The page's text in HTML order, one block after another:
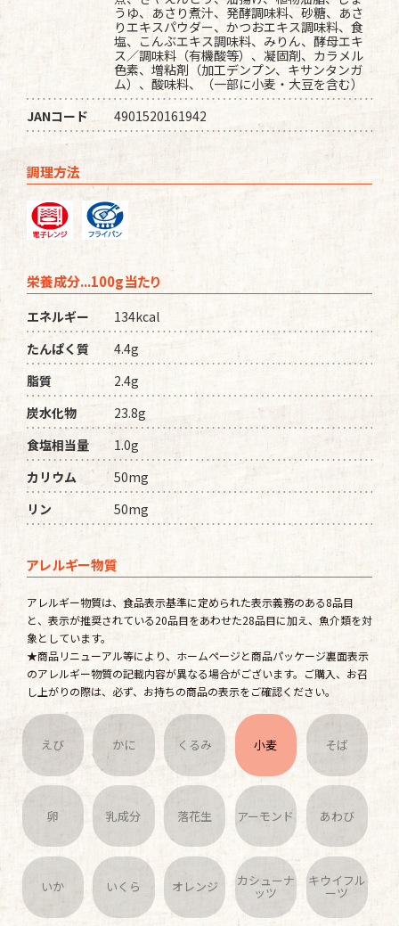
うゆ、あさり煮汁、発酵調味料、砂糖、あさ
りエキスパウダー、かつおエキス調味料、食
塩、こんぶエキス調味料、みりん、酵母エキ
ス／調味料（有機酸等）、凝固剤、カラメル
色素、増粘剤（加工デンプン、キサンタンガ
ム）、酸味料、（一部に小麦・大豆を含む）
JANコード
4901520161942
調理方法
栄養成分...100g当たり
エネルギー
134kcal
たんぱく質
4.4g
脂質
2.4g
炭水化物
23.8g
食塩相当量
1.0g
カリウム
50mg
リン
50mg
アレルギー物質
アレルギー物質は、食品表示基準に定められた表示義務のある8品目
と、表示が推奨されている20品目をあわせた28品目に加え、魚介類を対
象としています。
★商品リニューアル等により、ホームページと商品パッケージ裏面表示
のアレルギー物質の記載内容が異なる場合がございます。ご購入、お召
し上がりの際は、必ず、お持ちの商品の表示をご確認ください。
えび かに くるみ 小麦 そば
卵 乳成分 落花生 アーモンド あわび
いか いくら オレンジ カシューナ
ッツ
キウイフル
ーツ